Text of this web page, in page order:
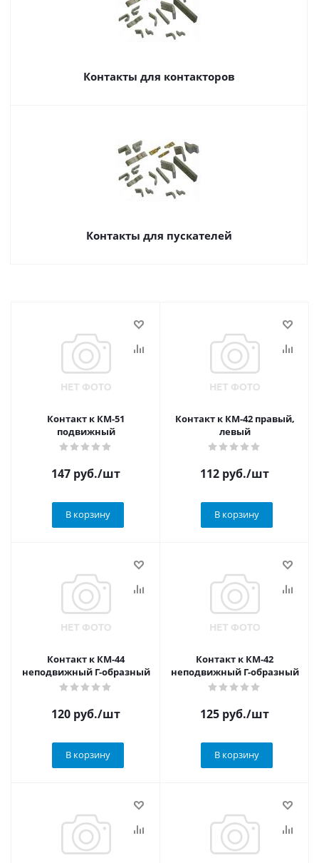
Контакты для контакторов
Контакты для пускателей
Контакт к КМ-51
подвижный
147 руб./шт
В корзину
Контакт к КМ-42 правый,
левый
112 руб./шт
В корзину
Контакт к КМ-44
неподвижный Г-образный
120 руб./шт
В корзину
Контакт к КМ-42
неподвижный Г-образный
125 руб./шт
В корзину